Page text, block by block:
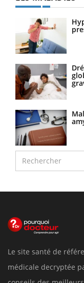
Le site santé de
médicale decryptée